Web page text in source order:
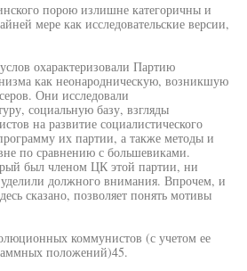
порою излишне категоричны и
мере как исследовательские версии,
охарактеризовали Партию
как неонародническую, возникшую
Они исследовали
социальную базу, взгляды
на развитие социалистического
их партии, а также методы и
по сравнению с большевиками.
был членом ЦК этой партии, ни
должного внимания. Впрочем, и
сказано, позволяет понять мотивы
коммунистов (с учетом ее
положений)45.